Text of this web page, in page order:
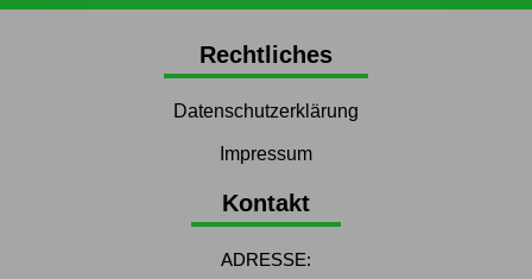
Rechtliches
Datenschutzerklärung
Impressum
Kontakt
ADRESSE: